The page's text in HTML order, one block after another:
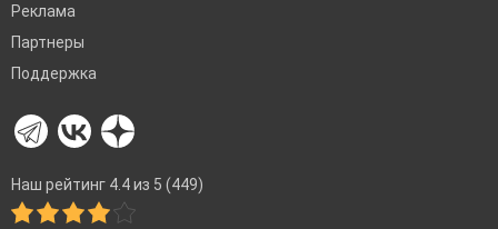
Реклама
Партнеры
Поддержка
Наш рейтинг 4.4 из 5 (449)